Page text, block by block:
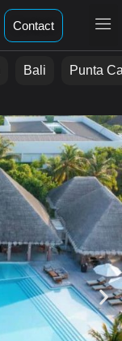
Contact
Bali Punta